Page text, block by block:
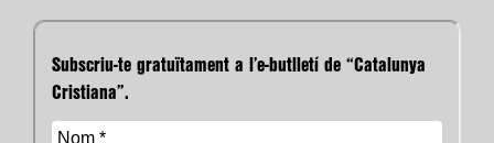
Subscriu-te gratuïtament a l’e-butlletí de “Catalunya
Cristiana”.